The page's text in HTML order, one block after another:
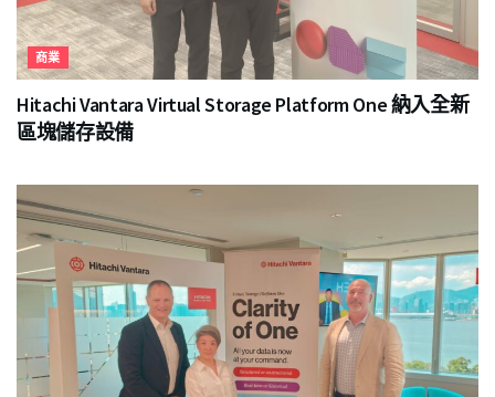
商業
Hitachi Vantara Virtual Storage Platform One 納入全新
區塊儲存設備